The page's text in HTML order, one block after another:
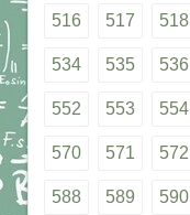
516 517 518
534 535 536
552 553 554
570 571 572
588 589 590